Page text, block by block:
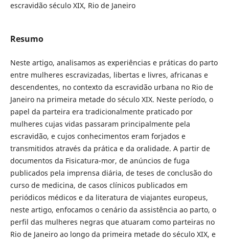
escravidão século XIX, Rio de Janeiro
Resumo
Neste artigo, analisamos as experiências e práticas do parto
entre mulheres escravizadas, libertas e livres, africanas e
descendentes, no contexto da escravidão urbana no Rio de
Janeiro na primeira metade do século XIX. Neste período, o
papel da parteira era tradicionalmente praticado por
mulheres cujas vidas passaram principalmente pela
escravidão, e cujos conhecimentos eram forjados e
transmitidos através da prática e da oralidade. A partir de
documentos da Fisicatura-mor, de anúncios de fuga
publicados pela imprensa diária, de teses de conclusão do
curso de medicina, de casos clínicos publicados em
periódicos médicos e da literatura de viajantes europeus,
neste artigo, enfocamos o cenário da assistência ao parto, o
perfil das mulheres negras que atuaram como parteiras no
Rio de Janeiro ao longo da primeira metade do século XIX, e